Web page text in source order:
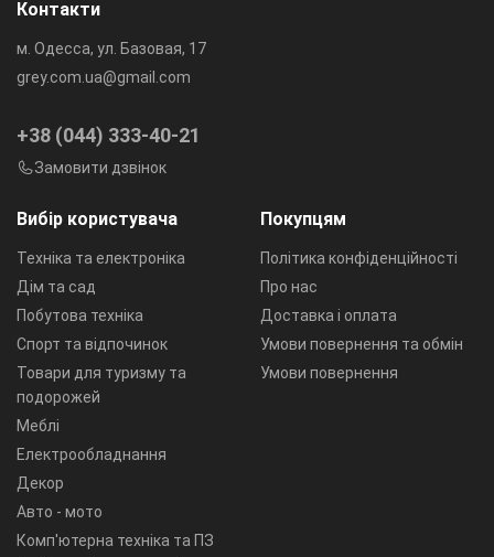
Вибір користувача
Техніка та електроніка
Дім та сад
Побутова техніка
Спорт та відпочинок
Товари для туризму та
подорожей
Меблі
Електрообладнання
Декор
Авто - мото
Комп'ютерна техніка та ПЗ
Покупцям
Політика конфіденційності
Про нас
Доставка і оплата
Умови повернення та обмін
Умови повернення
Контакти
м. Одесса, ул. Базовая, 17
grey.com.ua@gmail.com
+38 (044) 333-40-21
Замовити дзвінок